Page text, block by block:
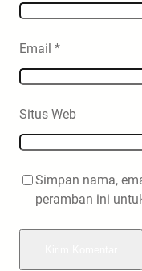
Email *
Situs Web
Simpan nama,
peramban ini